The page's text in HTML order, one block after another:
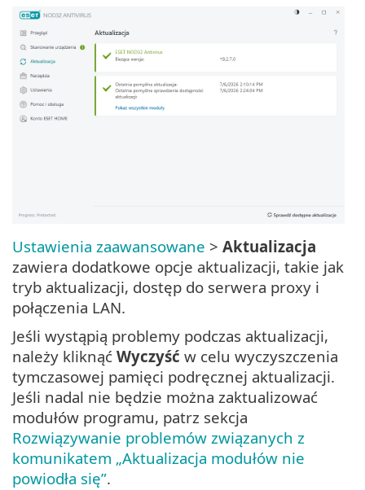
Ustawienia zaawansowane > Aktualizacja
zawiera dodatkowe opcje aktualizacji, takie jak
tryb aktualizacji, dostęp do serwera proxy i
połączenia LAN.
Jeśli wystąpią problemy podczas aktualizacji,
należy kliknąć Wyczyść w celu wyczyszczenia
tymczasowej pamięci podręcznej aktualizacji.
Jeśli nadal nie będzie można zaktualizować
modułów programu, patrz sekcja
Rozwiązywanie problemów związanych z
komunikatem „Aktualizacja modułów nie
powiodła się”.